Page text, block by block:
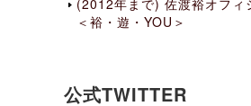
＜裕・遊・YOU＞
公式TWITTER